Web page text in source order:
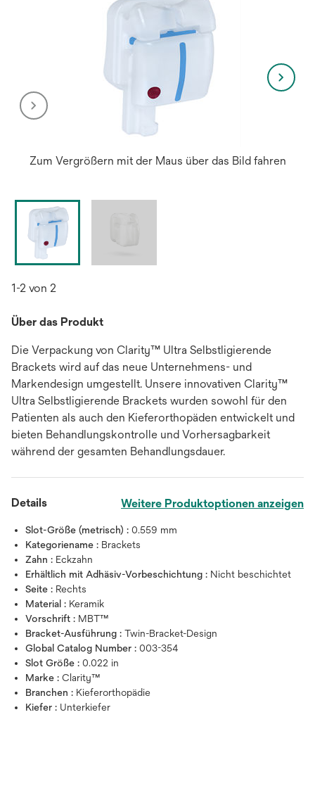
Zum Vergrößern mit der Maus über das Bild fahren
1-2 von 2
Über das Produkt
Die Verpackung von Clarity™ Ultra Selbstligierende
Brackets wird auf das neue Unternehmens- und
Markendesign umgestellt. Unsere innovativen Clarity™
Ultra Selbstligierende Brackets wurden sowohl für den
Patienten als auch den Kieferorthopäden entwickelt und
bieten Behandlungskontrolle und Vorhersagbarkeit
während der gesamten Behandlungsdauer.
Details Weitere Produktoptionen anzeigen
Slot-Größe (metrisch) : 0.559 mm
Kategoriename : Brackets
Zahn : Eckzahn
Erhältlich mit Adhäsiv-Vorbeschichtung : Nicht beschichtet
Seite : Rechts
Material : Keramik
Vorschrift : MBT™
Bracket-Ausführung : Twin-Bracket-Design
Global Catalog Number : 003-354
Slot Größe : 0.022 in
Marke : Clarity™
Branchen : Kieferorthopädie
Kiefer : Unterkiefer